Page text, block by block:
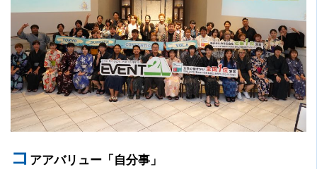
コ アアバリュー「自分事」